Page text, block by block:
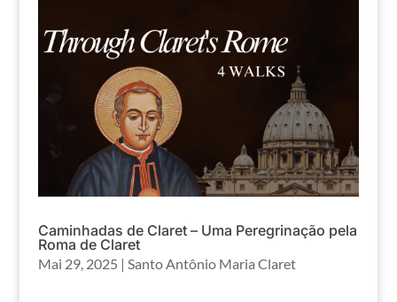
Caminhadas de Claret – Uma Peregrinação pela
Roma de Claret
Mai 29, 2025 | Santo Antônio Maria Claret